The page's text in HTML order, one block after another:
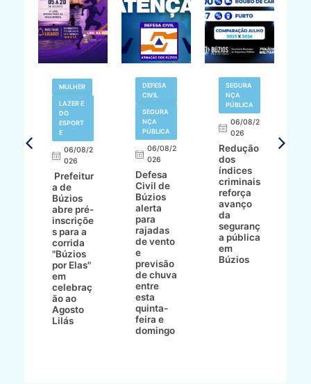
MULHER
LAZER E
DO
ESPORT
E
06/08/2
026
Prefeitur
a de
Búzios
abre pré-
inscriçõe
s para a
corrida
"Búzios
por Elas"
em
celebraç
ão ao
Agosto
Lilás
DEFESA
CIVIL
SEGURA
NÇA
PÚBLICA
06/08/2
026
Defesa
Civil de
Búzios
alerta
para
rajadas
de vento
e
previsão
de chuva
entre
esta
quinta-
feira e
domingo
SEGURA
NÇA
PÚBLICA
06/08/2
026
Redução
dos
índices
criminais
reforça
avanço
da
seguranç
a pública
em
Búzios